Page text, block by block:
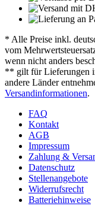
* Alle Preise inkl.
vom
wenn nicht anders
** gilt für Lieferungen
andere Länder
Versandinformationen.
FAQ
Kontakt
AGB
Impressum
Zahlung &
Datenschutz
Stellenangebote
Widerrufsrecht
Batteriehinweise